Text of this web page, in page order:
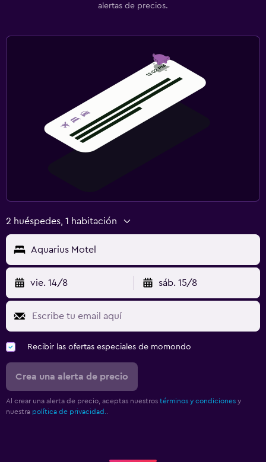
alertas de precios.
2 huéspedes, 1 habitación
Aquarius Motel
vie. 14/8 sáb. 15/8
Recibir las ofertas especiales de momondo
Crea una alerta de precio
Al crear una alerta de precio, aceptas nuestros términos y condiciones y
nuestra política de privacidad.